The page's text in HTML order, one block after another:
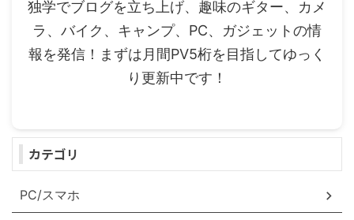
独学でブログを立ち上げ、趣味のギター、カメ
ラ、バイク、キャンプ、PC、ガジェットの情
報を発信！まずは月間PV5桁を目指してゆっく
り更新中です！
カテゴリ
PC/スマホ